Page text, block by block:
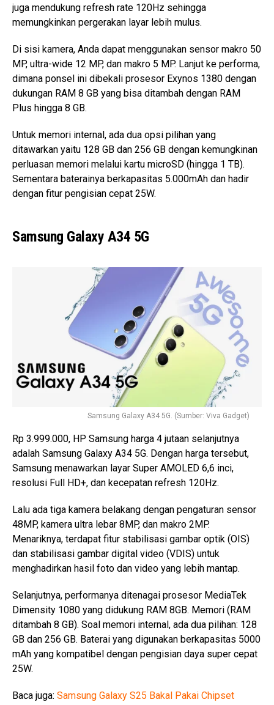
juga mendukung refresh rate 120Hz sehingga
memungkinkan pergerakan layar lebih mulus.
Di sisi kamera, Anda dapat menggunakan sensor makro 50
MP, ultra-wide 12 MP, dan makro 5 MP. Lanjut ke performa,
dimana ponsel ini dibekali prosesor Exynos 1380 dengan
dukungan RAM 8 GB yang bisa ditambah dengan RAM
Plus hingga 8 GB.
Untuk memori internal, ada dua opsi pilihan yang
ditawarkan yaitu 128 GB dan 256 GB dengan kemungkinan
perluasan memori melalui kartu microSD (hingga 1 TB).
Sementara baterainya berkapasitas 5.000mAh dan hadir
dengan fitur pengisian cepat 25W.
Samsung Galaxy A34 5G
Samsung Galaxy A34 5G. (Sumber: Viva Gadget)
Rp 3.999.000, HP Samsung harga 4 jutaan selanjutnya
adalah Samsung Galaxy A34 5G. Dengan harga tersebut,
Samsung menawarkan layar Super AMOLED 6,6 inci,
resolusi Full HD+, dan kecepatan refresh 120Hz.
Lalu ada tiga kamera belakang dengan pengaturan sensor
48MP, kamera ultra lebar 8MP, dan makro 2MP.
Menariknya, terdapat fitur stabilisasi gambar optik (OIS)
dan stabilisasi gambar digital video (VDIS) untuk
menghadirkan hasil foto dan video yang lebih mantap.
Selanjutnya, performanya ditenagai prosesor MediaTek
Dimensity 1080 yang didukung RAM 8GB. Memori (RAM
ditambah 8 GB). Soal memori internal, ada dua pilihan: 128
GB dan 256 GB. Baterai yang digunakan berkapasitas 5000
mAh yang kompatibel dengan pengisian daya super cepat
25W.
Baca juga: Samsung Galaxy S25 Bakal Pakai Chipset